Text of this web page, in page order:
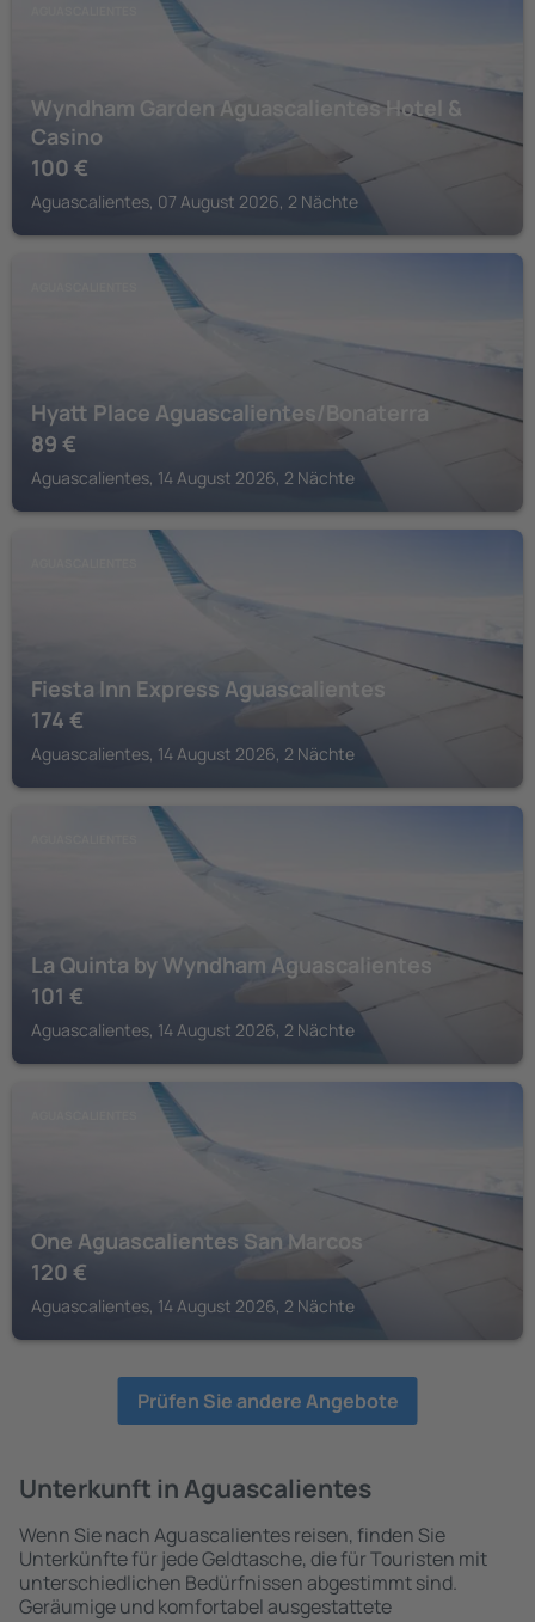
Wyndham Garden Aguascalientes Hotel &
Casino
100 €
Aguascalientes, 07 August 2026, 2 Nächte
Hyatt Place Aguascalientes/Bonaterra
89 €
Aguascalientes, 14 August 2026, 2 Nächte
Fiesta Inn Express Aguascalientes
174 €
Aguascalientes, 14 August 2026, 2 Nächte
La Quinta by Wyndham Aguascalientes
101 €
Aguascalientes, 14 August 2026, 2 Nächte
One Aguascalientes San Marcos
120 €
Aguascalientes, 14 August 2026, 2 Nächte
Prüfen Sie andere Angebote
Unterkunft in Aguascalientes
Wenn Sie nach Aguascalientes reisen, finden Sie
Unterkünfte für jede Geldtasche, die für Touristen mit
unterschiedlichen Bedürfnissen abgestimmt sind.
Geräumige und komfortabel ausgestattete